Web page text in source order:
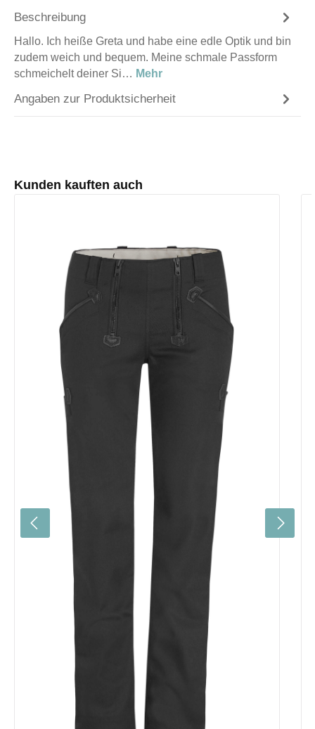
Beschreibung
Hallo. Ich heiße Greta und habe eine edle Optik und bin
zudem weich und bequem. Meine schmale Passform
schmeichelt deiner Si… Mehr
Angaben zur Produktsicherheit
Produktgalerie überspringen
Kunden kauften auch